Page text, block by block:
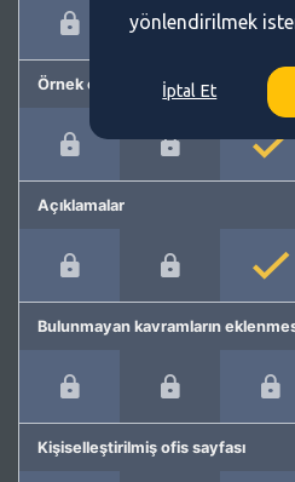
Örnek cümleler
Açıklamalar
Bulunmayan kavramların
Kişiselleştirilmiş ofis sayfası
yönlendirilmek
İptal Et